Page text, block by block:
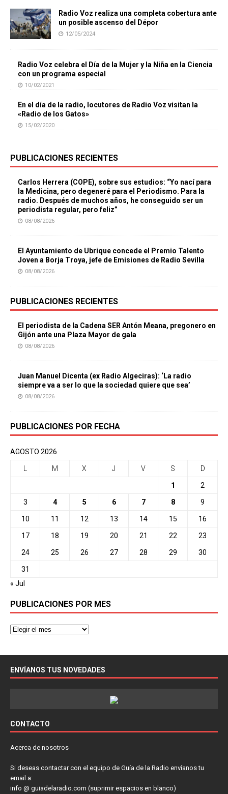
Radio Voz realiza una completa cobertura ante
un posible ascenso del Dépor
12/05/2024
Radio Voz celebra el Día de la Mujer y la Niña en la Ciencia
con un programa especial
10/02/2021
En el día de la radio, locutores de Radio Voz visitan la
«Radio de los Gatos»
15/02/2020
PUBLICACIONES RECIENTES
Carlos Herrera (COPE), sobre sus estudios: “Yo nací para
la Medicina, pero degeneré para el Periodismo. Para la
radio. Después de muchos años, he conseguido ser un
periodista regular, pero feliz”
08/08/2026
El Ayuntamiento de Ubrique concede el Premio Talento
Joven a Borja Troya, jefe de Emisiones de Radio Sevilla
08/08/2026
PUBLICACIONES RECIENTES
El periodista de la Cadena SER Antón Meana, pregonero en
Gijón ante una Plaza Mayor de gala
08/08/2026
Juan Manuel Dicenta (ex Radio Algeciras): ‘La radio
siempre va a ser lo que la sociedad quiere que sea’
08/08/2026
PUBLICACIONES POR FECHA
AGOSTO 2026
L M X J V S D
1 2
3 4 5 6 7 8 9
10 11 12 13 14 15 16
17 18 19 20 21 22 23
24 25 26 27 28 29 30
31
« Jul
PUBLICACIONES POR MES
ENVÍANOS TUS NOVEDADES
CONTACTO
Acerca de nosotros
Si deseas contactar con el equipo de Guía de la Radio envíanos tu
email a:
info @ guiadelaradio.com (suprimir espacios en blanco)